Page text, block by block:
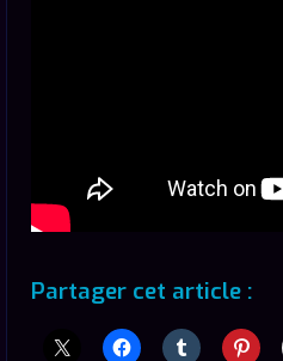
Partager cet article :